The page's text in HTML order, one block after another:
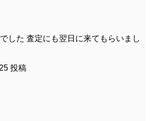
した 査定にも翌日に来てもらいまし
投稿